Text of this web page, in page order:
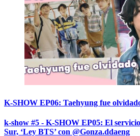
K-SHOW EP06: Taehyung fue
k-show #5 - K-SHOW EP05: El
Sur, ‘Ley BTS’ con @Gonza.ddaeng